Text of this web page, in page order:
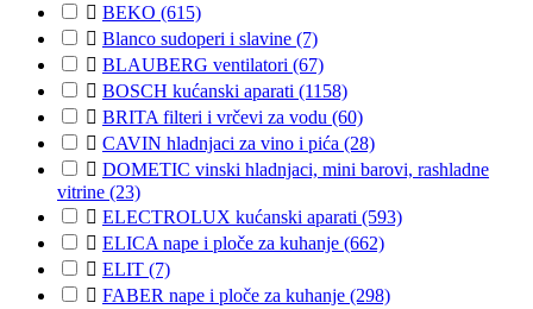
 BEKO (615)
 Blanco sudoperi i slavine (7)
 BLAUBERG ventilatori (67)
 BOSCH kućanski aparati (1158)
 BRITA filteri i vrčevi za vodu (60)
 CAVIN hladnjaci za vino i pića (28)
 DOMETIC vinski hladnjaci, mini barovi, rashladne
vitrine (23)
 ELECTROLUX kućanski aparati (593)
 ELICA nape i ploče za kuhanje (662)
 ELIT (7)
 FABER nape i ploče za kuhanje (298)